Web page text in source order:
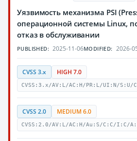
Уязвимость механизма PSI
операционной системы Linux,
отказ в обслуживании
PUBLISHED: 2025-11-06MODIFIED: 2026-
CVSS 3.x HIGH 7.0
CVSS:3.x/AV:L/AC:H/PR:L/UI:N/S:U/
CVSS 2.0 MEDIUM 6.0
CVSS:2.0/AV:L/AC:H/Au:S/C:C/I:C/